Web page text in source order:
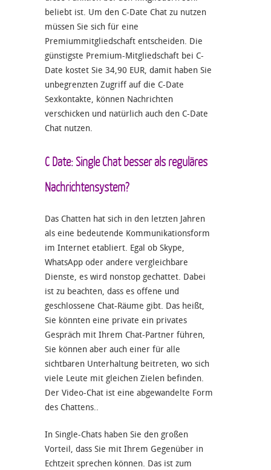
beliebt ist. Um den C-Date Chat zu nutzen
müssen Sie sich für eine
Premiummitgliedschaft entscheiden. Die
günstigste Premium-Mitgliedschaft bei C-
Date kostet Sie 34,90 EUR, damit haben Sie
unbegrenzten Zugriff auf die C-Date
Sexkontakte, können Nachrichten
verschicken und natürlich auch den C-Date
Chat nutzen.
C Date: Single Chat besser als reguläres
Nachrichtensystem?
Das Chatten hat sich in den letzten Jahren
als eine bedeutende Kommunikationsform
im Internet etabliert. Egal ob Skype,
WhatsApp oder andere vergleichbare
Dienste, es wird nonstop gechattet. Dabei
ist zu beachten, dass es offene und
geschlossene Chat-Räume gibt. Das heißt,
Sie könnten eine private ein privates
Gespräch mit Ihrem Chat-Partner führen,
Sie können aber auch einer für alle
sichtbaren Unterhaltung beitreten, wo sich
viele Leute mit gleichen Zielen befinden.
Der Video-Chat ist eine abgewandelte Form
des Chattens..
In Single-Chats haben Sie den großen
Vorteil, dass Sie mit Ihrem Gegenüber in
Echtzeit sprechen können. Das ist zum